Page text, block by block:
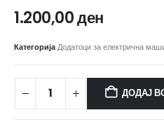
1.200,00ден
КатегоријаДодатоци за електрична
ДОДАЈ